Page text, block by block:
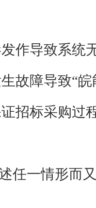
作导致系统
故障导致“皖
招标采购过
任一情形而